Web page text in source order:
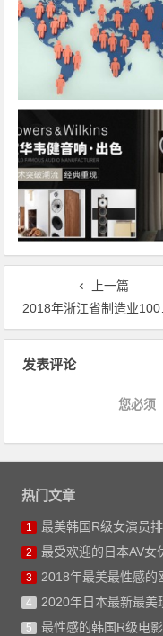
上一篇
2018年浙江省制造业100强企业排行榜
发表评论
您必须
热门文章
1 最美韩国R级女演员
2 最受欢迎的日本AV女
3 2018年最美最性感的
4 2020年日本最新最美
5 最性感的韩国R级电